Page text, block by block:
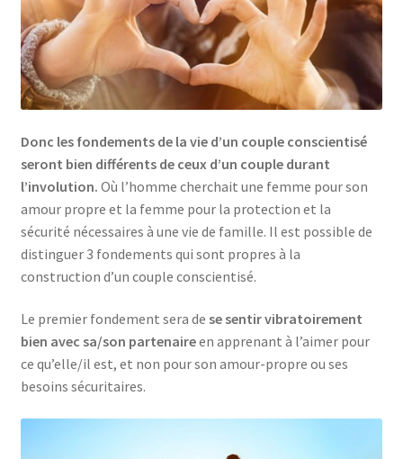
Donc les fondements de la vie d’un couple conscientisé
seront bien différents de ceux d’un couple durant
l’involution. Où l’homme cherchait une femme pour son
amour propre et la femme pour la protection et la
sécurité nécessaires à une vie de famille. Il est possible de
distinguer 3 fondements qui sont propres à la
construction d’un couple conscientisé.
Le premier fondement sera de se sentir vibratoirement
bien avec sa/son partenaireen apprenant à l’aimer pour
ce qu’elle/il est, et non pour son amour-propre ou ses
besoins sécuritaires.